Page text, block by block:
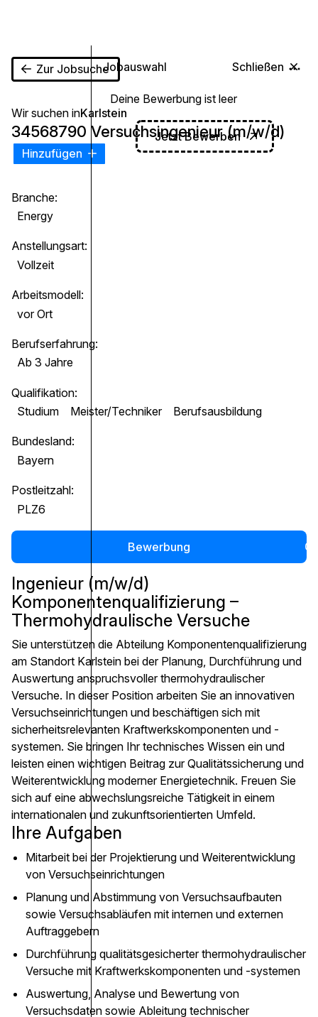
Jobauswahl Schließen
Deine Bewerbung ist leer
Jetzt Bewerben
Zur Jobsuche
Wir suchen inKarlstein
34568790 Versuchsingenieur (m/w/d)
Hinzufügen
Branche:
Energy
Anstellungsart:
Vollzeit
Arbeitsmodell:
vor Ort
Berufserfahrung:
Ab 3 Jahre
Qualifikation:
Studium
Meister/Techniker Berufsausbildung
Bundesland:
Bayern
Postleitzahl:
PLZ6
Bewerbung 0
Ingenieur (m/w/d)
Komponentenqualifizierung –
Thermohydraulische Versuche
Sie unterstützen die Abteilung Komponentenqualifizierung
am Standort Karlstein bei der Planung, Durchführung und
Auswertung anspruchsvoller thermohydraulischer
Versuche. In dieser Position arbeiten Sie an innovativen
Versuchseinrichtungen und beschäftigen sich mit
sicherheitsrelevanten Kraftwerkskomponenten und -
systemen. Sie bringen Ihr technisches Wissen ein und
leisten einen wichtigen Beitrag zur Qualitätssicherung und
Weiterentwicklung moderner Energietechnik. Freuen Sie
sich auf eine abwechslungsreiche Tätigkeit in einem
internationalen und zukunftsorientierten Umfeld.
Ihre Aufgaben
Mitarbeit bei der Projektierung und Weiterentwicklung
von Versuchseinrichtungen
Planung und Abstimmung von Versuchsaufbauten
sowie Versuchsabläufen mit internen und externen
Auftraggebern
Durchführung qualitätsgesicherter thermohydraulischer
Versuche mit Kraftwerkskomponenten und -systemen
Auswertung, Analyse und Bewertung von
Versuchsdaten sowie Ableitung technischer